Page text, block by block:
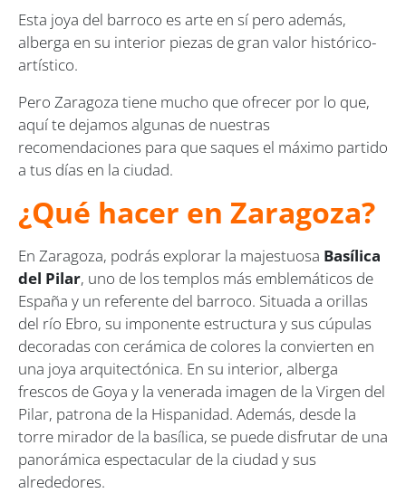
Esta joya del barroco es arte en sí pero además,
alberga en su interior piezas de gran valor histórico-
artístico.
Pero Zaragoza tiene mucho que ofrecer por lo que,
aquí te dejamos algunas de nuestras
recomendaciones para que saques el máximo partido
a tus días en la ciudad.
¿Qué hacer en Zaragoza?
En Zaragoza, podrás explorar la majestuosa Basílica
del Pilar, uno de los templos más emblemáticos de
España y un referente del barroco. Situada a orillas
del río Ebro, su imponente estructura y sus cúpulas
decoradas con cerámica de colores la convierten en
una joya arquitectónica. En su interior, alberga
frescos de Goya y la venerada imagen de la Virgen del
Pilar, patrona de la Hispanidad. Además, desde la
torre mirador de la basílica, se puede disfrutar de una
panorámica espectacular de la ciudad y sus
alrededores.